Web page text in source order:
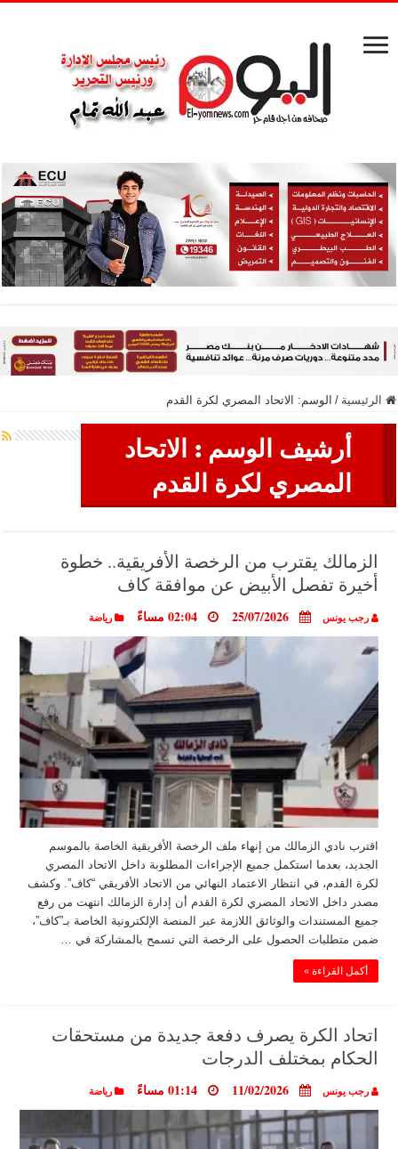
الرئيسية / الوسم: الاتحاد المصري لكرة القدم
أرشيف الوسم : الاتحاد
المصري لكرة القدم
الزمالك يقترب من الرخصة الأفريقية.. خطوة
أخيرة تفصل الأبيض عن موافقة كاف
رجب يونس 25/07/2026 02:04 مساءً رياضة
اقترب نادي الزمالك من إنهاء ملف الرخصة الأفريقية الخاصة بالموسم
الجديد، بعدما استكمل جميع الإجراءات المطلوبة داخل الاتحاد المصري
لكرة القدم، في انتظار الاعتماد النهائي من الاتحاد الأفريقي “كاف”. وكشف
مصدر داخل الاتحاد المصري لكرة القدم أن إدارة الزمالك انتهت من رفع
جميع المستندات والوثائق اللازمة عبر المنصة الإلكترونية الخاصة بـ”كاف”،
ضمن متطلبات الحصول على الرخصة التي تسمح بالمشاركة في …
أكمل القراءة »
اتحاد الكرة يصرف دفعة جديدة من مستحقات
الحكام بمختلف الدرجات
رجب يونس 11/02/2026 01:14 مساءً رياضة